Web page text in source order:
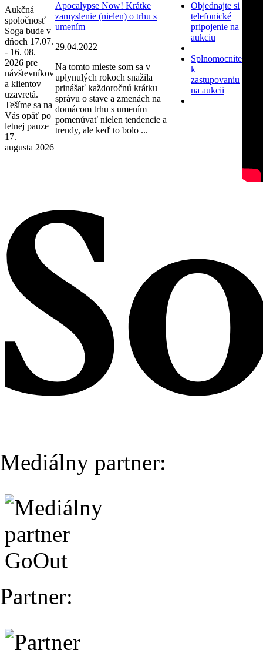
Aukčná
spoločnosť
Soga bude v
dňoch 17.07.
- 16. 08.
2026 pre
návštevníkov
a klientov
uzavretá.
Tešíme sa na
Vás opäť po
letnej pauze
17.
augusta 2026
Apocalypse Now! Krátke
zamyslenie (nielen) o trhu s
umením
29.04.2022
Na tomto mieste som sa v
uplynulých rokoch snažila
prinášať každoročnú krátku
správu o stave a zmenách na
domácom trhu s umením –
pomenúvať nielen tendencie a
trendy, ale keď to bolo ...
Objednajte si
telefonické
pripojenie na
aukciu
Splnomocnite
k
zastupovaniu
na aukcii
Mediálny partner:
Partner: